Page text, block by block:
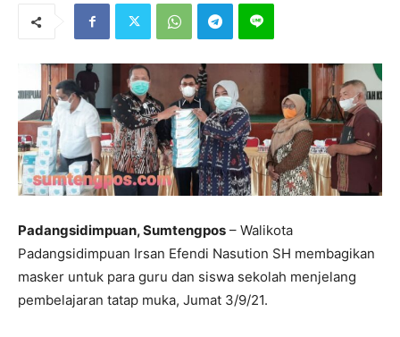
Padangsidimpuan, Sumtengpos – Walikota
Padangsidimpuan Irsan Efendi Nasution SH membagikan
masker untuk para guru dan siswa sekolah menjelang
pembelajaran tatap muka, Jumat 3/9/21.